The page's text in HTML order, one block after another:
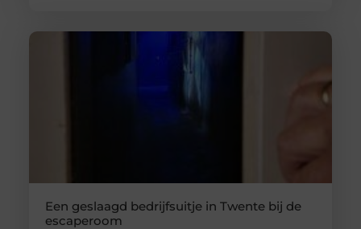
Een geslaagd bedrijfsuitje in Twente bij de
escaperoom